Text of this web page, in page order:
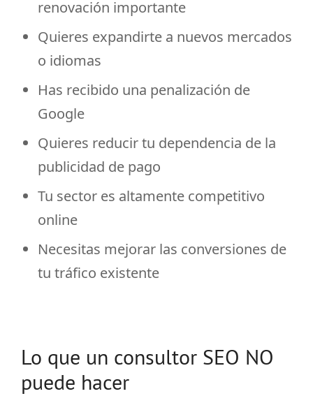
renovación importante
Quieres expandirte a nuevos mercados
o idiomas
Has recibido una penalización de
Google
Quieres reducir tu dependencia de la
publicidad de pago
Tu sector es altamente competitivo
online
Necesitas mejorar las conversiones de
tu tráfico existente
Lo que un consultor SEO NO
puede hacer